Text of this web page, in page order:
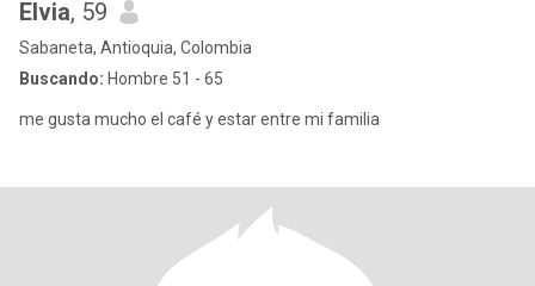
Elvia, 59
Sabaneta, Antioquia, Colombia
Buscando: Hombre 51 - 65
me gusta mucho el café y estar entre mi familia